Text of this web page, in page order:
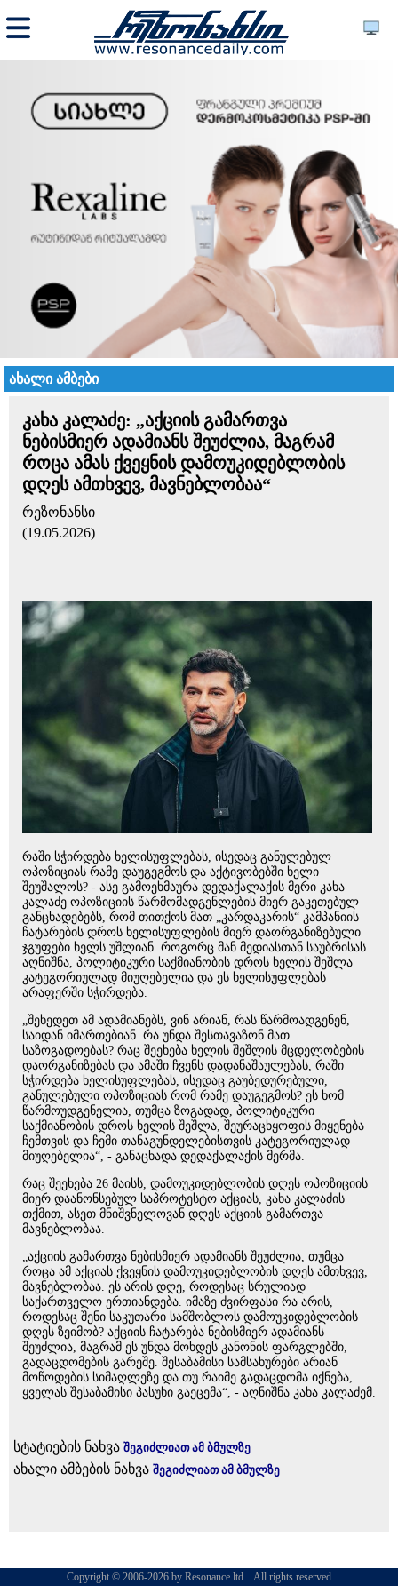
ახალი ამბები
კახა კალაძე: „აქციის გამართვა
ნებისმიერ ადამიანს შეუძლია, მაგრამ
როცა ამას ქვეყნის დამოუკიდებლობის
დღეს ამთხვევ, მავნებლობაა“
რეზონანსი
(19.05.2026)
რაში სჭირდება ხელისუფლებას, ისედაც განულებულ
ოპოზიციას რამე დაუგეგმოს და აქტივობებში ხელი
შეუშალოს? - ასე გამოეხმაურა დედაქალაქის მერი კახა
კალაძე ოპოზიციის წარმომადგენლების მიერ გაკეთებულ
განცხადებებს, რომ თითქოს მათ „კარდაკარის“ კამპანიის
ჩატარების დროს ხელისუფლების მიერ დაორგანიზებული
ჯგუფები ხელს უშლიან. როგორც მან მედიასთან საუბრისას
აღნიშნა, პოლიტიკური საქმიანობის დროს ხელის შეშლა
კატეგორიულად მიუღებელია და ეს ხელისუფლებას
არაფერში სჭირდება.
„შეხედეთ ამ ადამიანებს, ვინ არიან, რას წარმოადგენენ,
საიდან იმართებიან. რა უნდა შესთავაზონ მათ
საზოგადოებას? რაც შეეხება ხელის შეშლის მცდელობების
დაორგანიზებას და ამაში ჩვენს დადანაშაულებას, რაში
სჭირდება ხელისუფლებას, ისედაც გაუბედურებული,
განულებული ოპოზიციას რომ რამე დაუგეგმოს? ეს ხომ
წარმოუდგენელია, თუმცა ზოგადად, პოლიტიკური
საქმიანობის დროს ხელის შეშლა, შეურაცხყოფის მიყენება
ჩემთვის და ჩემი თანაგუნდელებისთვის კატეგორიულად
მიუღებელია“, - განაცხადა დედაქალაქის მერმა.
რაც შეეხება 26 მაისს, დამოუკიდებლობის დღეს ოპოზიციის
მიერ დაანონსებულ საპროტესტო აქციას, კახა კალაძის
თქმით, ასეთ მნიშვნელოვან დღეს აქციის გამართვა
მავნებლობაა.
„აქციის გამართვა ნებისმიერ ადამიანს შეუძლია, თუმცა
როცა ამ აქციას ქვეყნის დამოუკიდებლობის დღეს ამთხვევ,
მავნებლობაა. ეს არის დღე, როდესაც სრულიად
საქართველო ერთიანდება. იმაზე ძვირფასი რა არის,
როდესაც შენი საკუთარი სამშობლოს დამოუკიდებლობის
დღეს ზეიმობ? აქციის ჩატარება ნებისმიერ ადამიანს
შეუძლია, მაგრამ ეს უნდა მოხდეს კანონის ფარგლებში,
გადაცდომების გარეშე. შესაბამისი სამსახურები არიან
მოწოდების სიმაღლეზე და თუ რაიმე გადაცდომა იქნება,
ყველას შესაბამისი პასუხი გაეცემა“, - აღნიშნა კახა კალაძემ.
სტატიების ნახვა შეგიძლიათ ამ ბმულზე
ახალი ამბების ნახვა შეგიძლიათ ამ ბმულზე
Copyright © 2006-2026 by Resonance ltd. . All rights reserved